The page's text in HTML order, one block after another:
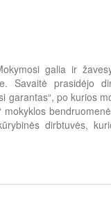
galia ir
Savaitė prasidėjo
garantas“, po kurios
dirbtuvės,